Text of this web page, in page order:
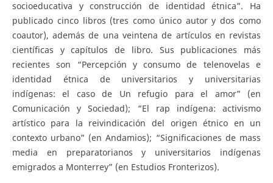
socioeducativa y construcción de identidad étnica”. Ha
publicado cinco libros (tres como único autor y dos como
coautor), además de una veintena de artículos en revistas
científicas y capítulos de libro. Sus publicaciones más
recientes son “Percepción y consumo de telenovelas e
identidad étnica de universitarios y universitarias
indígenas: el caso de Un refugio para el amor” (en
Comunicación y Sociedad); “El rap indígena: activismo
artístico para la reivindicación del origen étnico en un
contexto urbano” (en Andamios); “Significaciones de mass
media en preparatorianos y universitarios indígenas
emigrados a Monterrey” (en Estudios Fronterizos).